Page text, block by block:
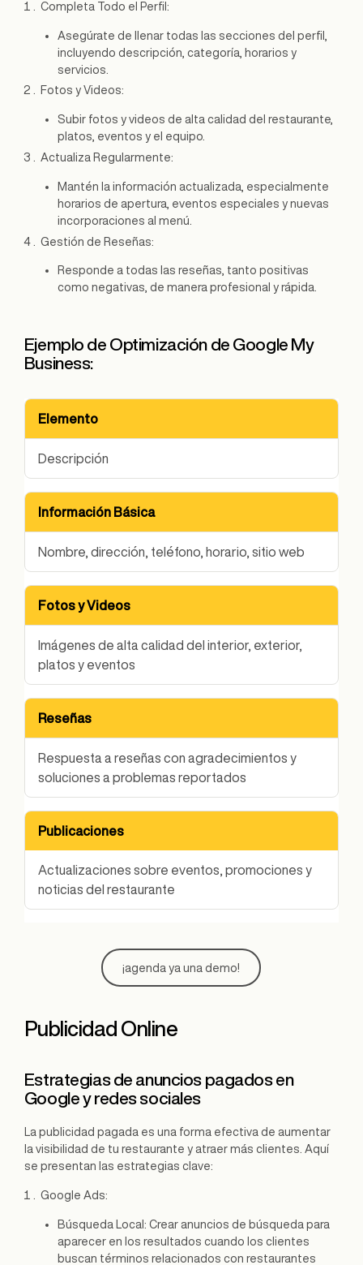
Completa Todo el Perfil:
Asegúrate de llenar todas las secciones del perfil,
incluyendo descripción, categoría, horarios y
servicios.
Fotos y Videos:
Subir fotos y videos de alta calidad del restaurante,
platos, eventos y el equipo.
Actualiza Regularmente:
Mantén la información actualizada, especialmente
horarios de apertura, eventos especiales y nuevas
incorporaciones al menú.
Gestión de Reseñas:
Responde a todas las reseñas, tanto positivas
como negativas, de manera profesional y rápida.
Ejemplo de Optimización de Google My
Business:
Elemento
Descripción
Información Básica
Nombre, dirección, teléfono, horario, sitio web
Fotos y Videos
Imágenes de alta calidad del interior, exterior,
platos y eventos
Reseñas
Respuesta a reseñas con agradecimientos y
soluciones a problemas reportados
Publicaciones
Actualizaciones sobre eventos, promociones y
noticias del restaurante
¡agenda ya una demo!
Publicidad Online
Estrategias de anuncios pagados en
Google y redes sociales
La publicidad pagada es una forma efectiva de aumentar
la visibilidad de tu restaurante y atraer más clientes. Aquí
se presentan las estrategias clave:
Google Ads:
Búsqueda Local: Crear anuncios de búsqueda para
aparecer en los resultados cuando los clientes
buscan términos relacionados con restaurantes